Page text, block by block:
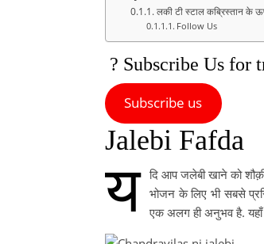
लकी टी स्टाल कब्रिस्तान के
Follow Us
? Subscribe Us for
Subscribe us
Jalebi Fafda
य दि आप जलेबी खाने को
भोजन के लिए भी सबसे
एक अलग ही अनुभव है.